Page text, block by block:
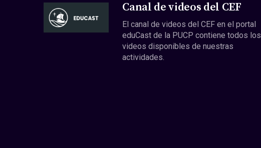
Canal de videos del CEF
El canal de videos del CEF en el portal
eduCast de la PUCP contiene todos los
videos disponibles de nuestras
actividades.